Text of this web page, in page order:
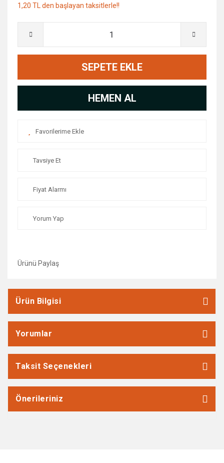
1,20 TL den başlayan taksitlerle!!
SEPETE EKLE
HEMEN AL
Tavsiye Et
Fiyat Alarmı
Yorum Yap
Ürünü Paylaş
Ürün Bilgisi
Yorumlar
Taksit Seçenekleri
Önerileriniz